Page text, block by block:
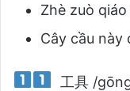
Zhè zuò
Cây cầu này
工具 /